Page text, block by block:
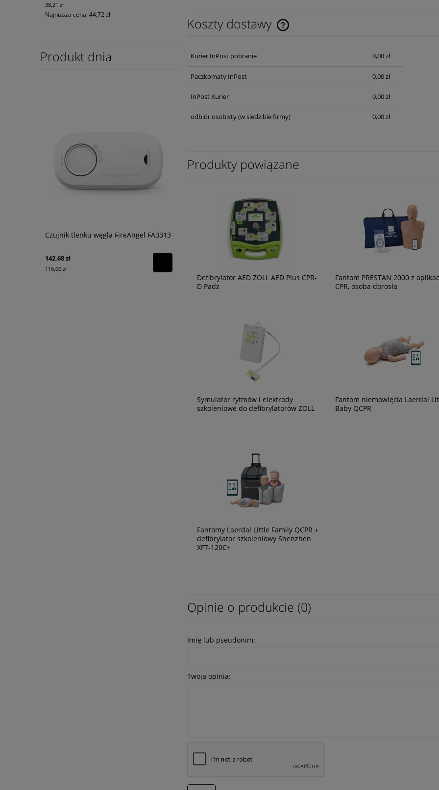
38,21 zł
Najniższa cena: 44,72 zł
Produkt dnia
Czujnik tlenku węgla FireAngel FA3313
142,68 zł
116,00 zł
Rękawice do ratownictwa
technicznego Cestus Deep III PRO
Lampa robocza BearTrap
Koszty dostawy
Kurier InPost pobranie 0,00 zł
Paczkomaty InPost 0,00 zł
InPost Kurier 0,00 zł
odbiór osobisty(w siedzibie firmy) 0,00 zł
Produkty powiązane
Defibrylator AED ZOLL AED Plus CPR-
D Padz
Fantom PRESTAN 2000 z
CPR, osoba dorosła
Symulator rytmów i elektrody
szkoleniowe do defibrylatorów ZOLL
Fantom niemowlęcia Laerdal
Baby QCPR
Fantomy Laerdal Little Family QCPR +
defibrylator szkoleniowy Shenzhen
XFT-120C+
Opinie o produkcie (0)
Imię lub pseudonim:
Twoja opinia: